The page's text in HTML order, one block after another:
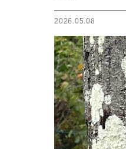
2階建
小屋
ログ
2026.05.08